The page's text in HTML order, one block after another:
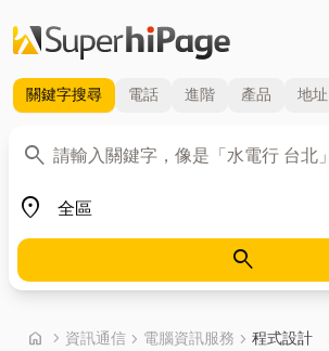
關鍵字搜尋 電話 進階 產品 地址
search
關鍵字
place
地區
search
home chevron_right 首頁
資訊通信 chevron_right 電腦資訊服務 chevron_right 程式設計